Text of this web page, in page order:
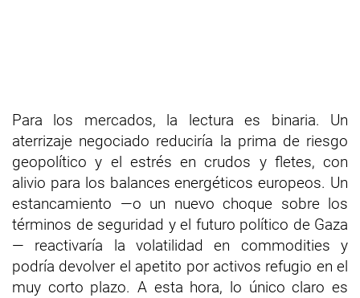
Para los mercados, la lectura es binaria. Un
aterrizaje negociado reduciría la prima de riesgo
geopolítico y el estrés en crudos y fletes, con
alivio para los balances energéticos europeos. Un
estancamiento —o un nuevo choque sobre los
términos de seguridad y el futuro político de Gaza
— reactivaría la volatilidad en commodities y
podría devolver el apetito por activos refugio en el
muy corto plazo. A esta hora, lo único claro es